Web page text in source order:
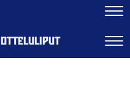
OTTELULIPUT